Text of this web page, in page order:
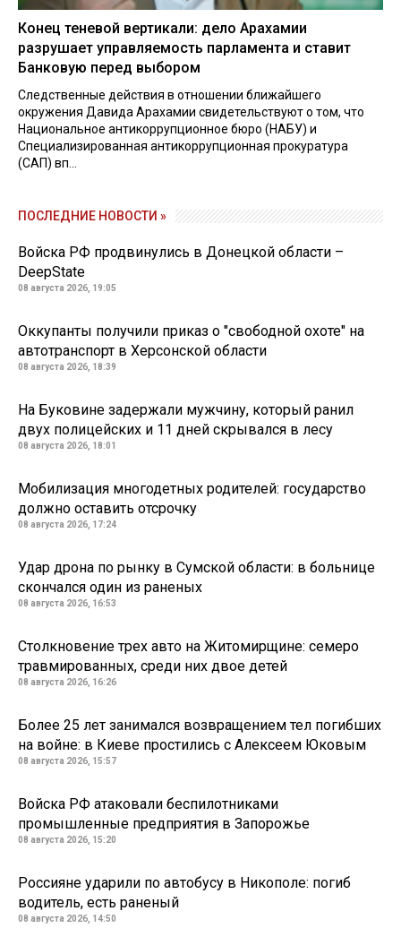
Конец теневой вертикали: дело Арахамии
разрушает управляемость парламента и ставит
Банковую перед выбором
Следственные действия в отношении ближайшего
окружения Давида Арахамии свидетельствуют о том, что
Национальное антикоррупционное бюро (НАБУ) и
Специализированная антикоррупционная прокуратура
(САП) вп...
ПОСЛЕДНИЕ НОВОСТИ »
Войска РФ продвинулись в Донецкой области –
DeepState
08 августа 2026, 19:05
Оккупанты получили приказ о "свободной охоте" на
автотранспорт в Херсонской области
08 августа 2026, 18:39
На Буковине задержали мужчину, который ранил
двух полицейских и 11 дней скрывался в лесу
08 августа 2026, 18:01
Мобилизация многодетных родителей: государство
должно оставить отсрочку
08 августа 2026, 17:24
Удар дрона по рынку в Сумской области: в больнице
скончался один из раненых
08 августа 2026, 16:53
Столкновение трех авто на Житомирщине: семеро
травмированных, среди них двое детей
08 августа 2026, 16:26
Более 25 лет занимался возвращением тел погибших
на войне: в Киеве простились с Алексеем Юковым
08 августа 2026, 15:57
Войска РФ атаковали беспилотниками
промышленные предприятия в Запорожье
08 августа 2026, 15:20
Россияне ударили по автобусу в Никополе: погиб
водитель, есть раненый
08 августа 2026, 14:50